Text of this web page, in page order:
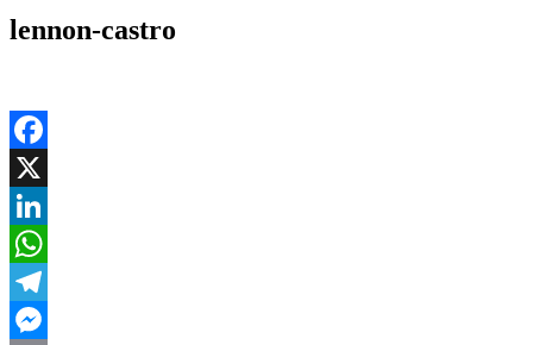
lennon-castro
Facebook
X
LinkedIn
WhatsApp
Telegram